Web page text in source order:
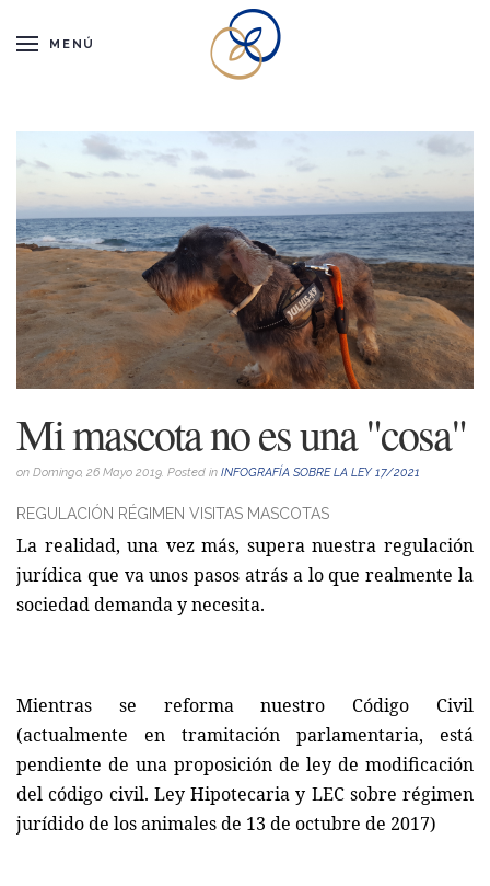
MENÚ
Mi mascota no es una "cosa"
on Domingo, 26 Mayo 2019. Posted in INFOGRAFÍA SOBRE LA LEY 17/2021
REGULACIÓN RÉGIMEN VISITAS MASCOTAS
La realidad, una vez más, supera nuestra regulación
jurídica que va unos pasos atrás a lo que realmente la
sociedad demanda y necesita.
Mientras se reforma nuestro Código Civil
(actualmente en tramitación parlamentaria, está
pendiente de una proposición de ley de modificación
del código civil. Ley Hipotecaria y LEC sobre régimen
jurídido de los animales de 13 de octubre de 2017)